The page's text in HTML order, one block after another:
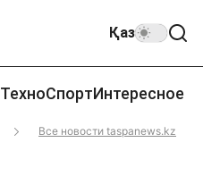
Қаз
ТехноСпортИнтересное
Все новости taspanews.kz